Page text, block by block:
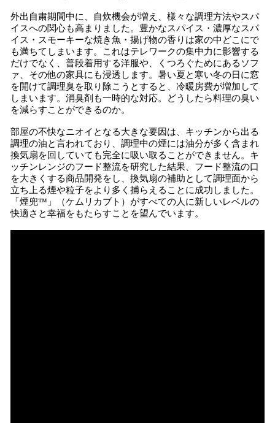
外出自粛期間中に、自炊機会が増え、様々な調理方法やスパ
イスへの関心も高まりました。豊かなスパイス・濃厚なスパ
イス・スモーキーな焼き魚・揚げ物の香りは家の中どこにで
も満ちてしまいます。これはテレワークの集中力に影響する
だけでなく、普段着用する洋服や、くつろぐためにあるソフ
ァ、その他の家具にも浸透します。暑い夏と寒い冬の日に窓
を開けて調理臭を取り除こうとすると、冷暖房費が増加して
しまいます。消臭剤も一時的な対応。どうしたら料理の臭い
を減らすことができるのか。
部屋の不快なニオイ‍‍となる大きな要因は、キッチンから出る
調理の油と言われており、調理中の煙には油分が多く含まれ
換気扇を回していても完全に吸い取ることができません。キ
ッチンレンジのフード整流を研究した結果、フード整流の口
を大きくする商品開発をし、換気扇の補助として調理面から
立ち上る煙や粒子をより多く捕らえることに成功しました。
「煙兜™」（ケムリカブト）がすべての人に新しいレベルの
快適さと幸福をもたらすことを望んでいます。